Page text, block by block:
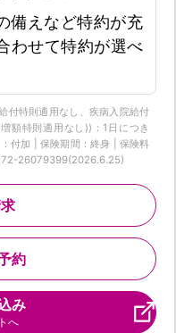
備えなど特約が充
わせて特約が選べ
付特則適用なし、疾病入院給付
額特則適用なし))：1日につき
付加 | 保険期間：終身 | 保険料
26079399(2026.6.25)
約
み
へ